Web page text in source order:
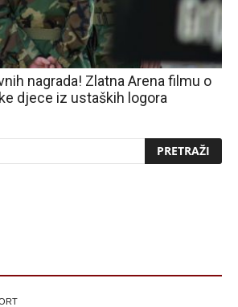
nagrada! Zlatna Arena filmu o
djece iz ustaških logora